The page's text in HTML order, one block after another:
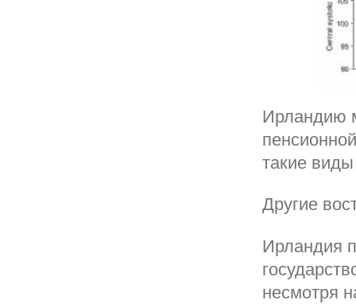
Ирландию
такие
Другие
Ирландия
несмотря